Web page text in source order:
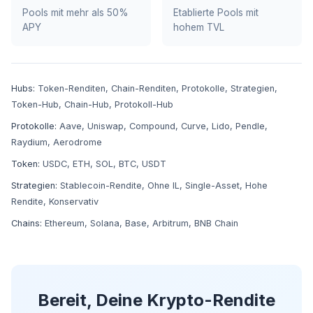
Pools mit mehr als 50%
APY
Etablierte Pools mit
hohem TVL
Hubs: Token-Renditen, Chain-Renditen, Protokolle, Strategien,
Token-Hub, Chain-Hub, Protokoll-Hub
Protokolle: Aave, Uniswap, Compound, Curve, Lido, Pendle,
Raydium, Aerodrome
Token: USDC, ETH, SOL, BTC, USDT
Strategien: Stablecoin-Rendite, Ohne IL, Single-Asset, Hohe
Rendite, Konservativ
Chains: Ethereum, Solana, Base, Arbitrum, BNB Chain
Bereit, Deine Krypto-Rendite